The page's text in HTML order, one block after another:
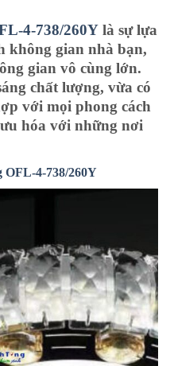
4-738/260Y là sự lựa
không gian nhà bạn,
gian vô cùng lớn.
chất lượng, vừa có
với mọi phong cách
hóa với những nơi
OFL-4-738/260Y